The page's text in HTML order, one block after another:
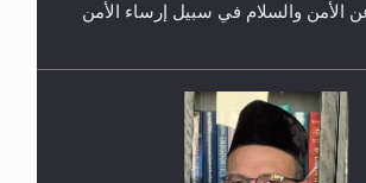
الأمن والسلام في سبيل إرساء الأمن